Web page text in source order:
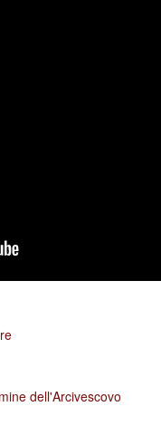
dell'Arcivescovo